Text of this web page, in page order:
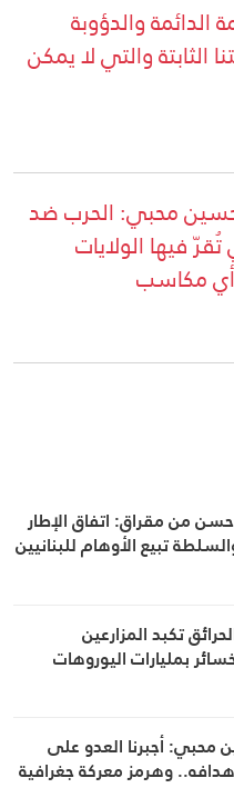
والدؤوبة
الثابتة والتي لا يمكن
محبي: الحرب ضد
فيها الولايات
أي مكاسب
حسن من مقراق: اتفاق الإطار
تبيع الأوهام للبنانيين
تكبد المزارعين
بمليارات اليوروهات
محبي: أجبرنا العدو على
وهرمز معركة جغرافية